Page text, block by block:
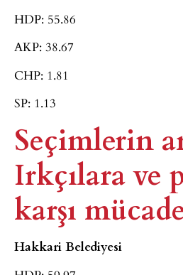
HDP: 55.86
AKP: 38.67
CHP: 1.81
SP: 1.13
Seçimlerin
Irkçılara ve
karşı
Hakkari Belediyesi